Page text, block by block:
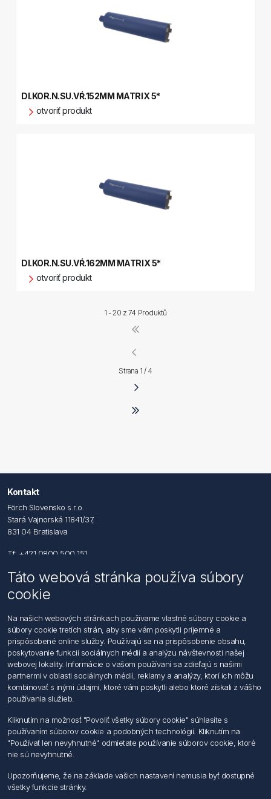
DI.KOR.N.SU.VŔ.152MM MATRIX 5*
otvoriť produkt
DI.KOR.N.SU.VŔ.162MM MATRIX 5*
otvoriť produkt
1 - 20 z74 Produktů
Strana 1 / 4
Kontakt
Förch Slovensko s.r.o.
Stará Vajnorská 11841/37,
831 04 Bratislava
Tf: +421 0800 500 151
Email: office@foerch.sk
Kontaktujte nás
Informácie
Imprint
Vyhlásenie k ochrane údajov
Všeobecné dodacie a obchodné podmienky
Obchodný zástupca
Môj účet
Môj účet
Objednávky
Adresy
Táto webová stránka používa súbory
cookie
Na našich webových stránkach používame vlastné súbory cookie a
súbory cookie tretích strán, aby sme vám poskytli príjemné a
prispôsobené online služby. Používajú sa na prispôsobenie obsahu,
poskytovanie funkcií sociálnych médií a analýzu návštevnosti našej
webovej lokality. Informácie o vašom používaní sa zdieľajú s našimi
partnermi v oblasti sociálnych médií, reklamy a analýzy, ktorí ich môžu
kombinovať s inými údajmi, ktoré vám poskytli alebo ktoré získali z vášho
používania služieb.
Kliknutím na možnosť "Povoliť všetky súbory cookie" súhlasíte s
používaním súborov cookie a podobných technológií. Kliknutím na
"Používať len nevyhnutné" odmietate používanie súborov cookie, ktoré
nie sú nevyhnutné.
Upozorňujeme, že na základe vašich nastavení nemusia byť dostupné
všetky funkcie stránky.